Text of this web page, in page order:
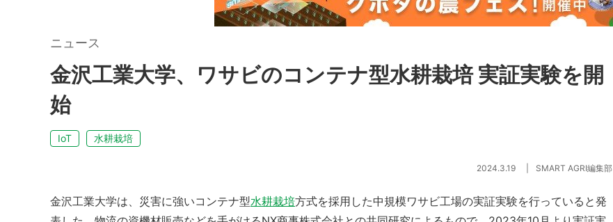
ニュース
金沢工業大学、ワサビのコンテナ型水耕栽培 実証実験を開
始
IoT 水耕栽培
2024.3.19 SMART AGRI編集部
金沢工業大学は、災害に強いコンテナ型水耕栽培方式を採用した中規模ワサビ工場の実証実験を行っていると発